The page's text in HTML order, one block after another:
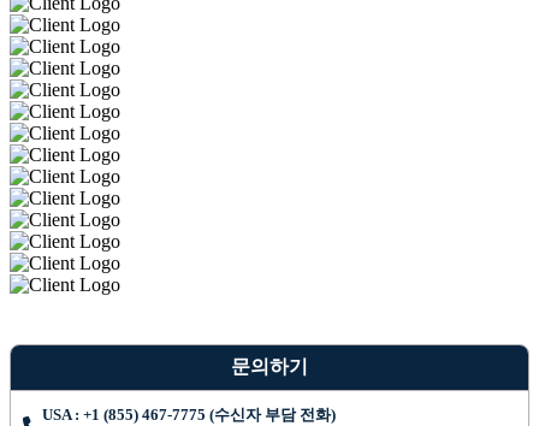
문의하기
USA : +1 (855) 467-7775 (수신자 부담 전화)